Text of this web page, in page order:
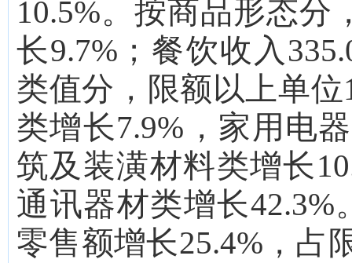
10.5%。按商品形态分
长9.7%；餐饮收入
类值分，限额以上单位
类增长7.9%，家用电
筑及装潢材料类增长1
通讯器材类增长42.3%
零售额增长25.4%，占